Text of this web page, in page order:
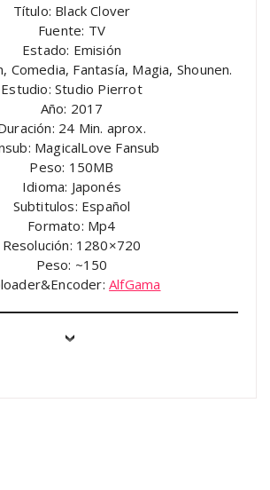
Título: Black Clover
Fuente: TV
Estado: Emisión
Comedia, Fantasía, Magia, Shounen.
Estudio: Studio Pierrot
Año: 2017
24 Min. aprox.
MagicalLove Fansub
Peso: 150MB
Idioma: Japonés
Subtitulos: Español
Formato: Mp4
Resolución: 1280×720
Peso: ~150
AlfGama